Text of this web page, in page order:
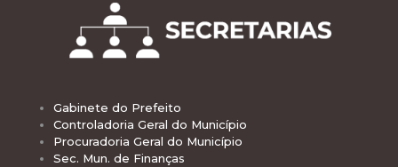
Gabinete do Prefeito
Controladoria Geral do Município
Procuradoria Geral do Município
Sec. Mun. de Finanças